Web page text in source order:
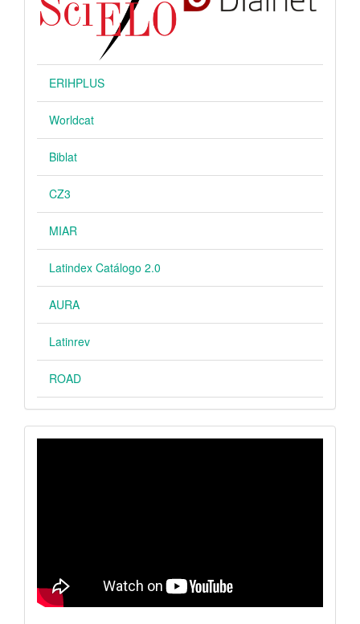
ERIHPLUS
Worldcat
Biblat
CZ3
MIAR
Latindex Catálogo 2.0
AURA
Latinrev
ROAD